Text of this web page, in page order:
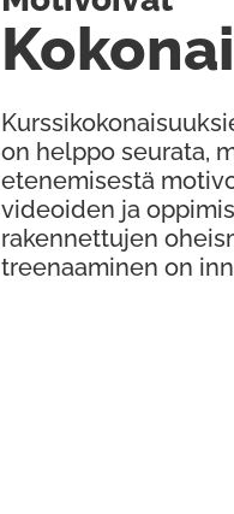
on helppo seurata,
etenemisestä
videoiden ja
rakennettujen
treenaaminen on